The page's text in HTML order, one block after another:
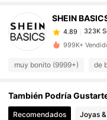
SHEIN
4.89
323K
s***2 pagó
4.89 323K
999K+
muy bonito (9999+) de
También Podría
Recomendados Joyas